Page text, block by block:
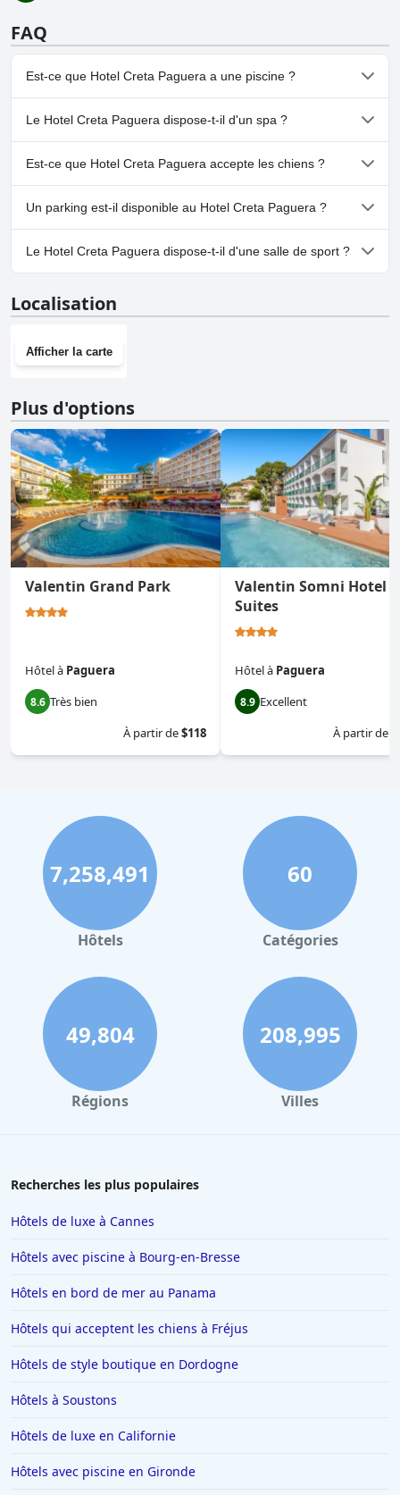
FAQ
Est-ce que Hotel Creta Paguera a une piscine ?
Non, Hotel Creta Paguera n'a pas de piscine.
Le Hotel Creta Paguera dispose-t-il d'un spa ?
Non, il n'y a pas de spa à Hotel Creta Paguera.
Est-ce que Hotel Creta Paguera accepte les chiens ?
Non, Hotel Creta Paguera n'accepte pas les chiens.
Un parking est-il disponible au Hotel Creta Paguera ?
Non, il n'y a pas de parking à Hotel Creta Paguera.
Le Hotel Creta Paguera dispose-t-il d'une salle de sport ?
Localisation
Afficher la carte
Plus d'options
Valentin Grand Park
Hôtelà Paguera
8.6 Très bien
À partir de$118
Valentin Somni Hotel &
Suites
Hôtelà Paguera
8.9 Excellent
À partir de
7,258,491
Hôtels
60
Catégories
49,804
Régions
208,995
Villes
Recherches les plus populaires
Hôtels de luxe à Cannes
Hôtels avec piscine à Bourg-en-Bresse
Hôtels en bord de mer au Panama
Hôtels qui acceptent les chiens à Fréjus
Hôtels de style boutique en Dordogne
Hôtels à Soustons
Hôtels de luxe en Californie
Hôtels avec piscine en Gironde